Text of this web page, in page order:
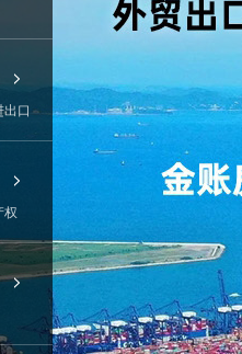
出口
权